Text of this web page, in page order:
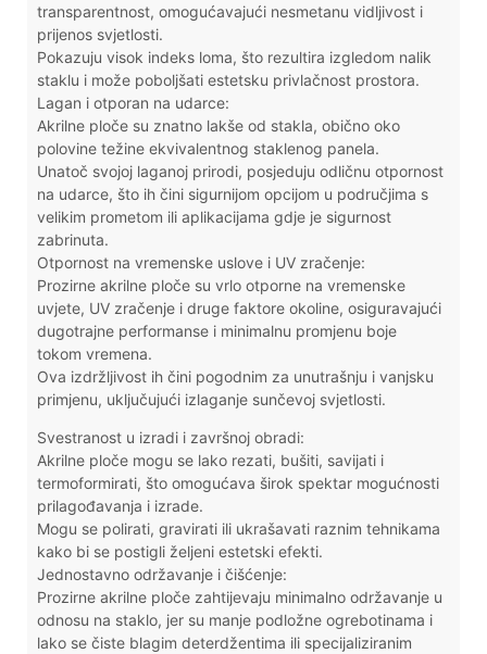
transparentnost, omogućavajući nesmetanu vidljivost i
prijenos svjetlosti.
Pokazuju visok indeks loma, što rezultira izgledom nalik
staklu i može poboljšati estetsku privlačnost prostora.
Lagan i otporan na udarce:
Akrilne ploče su znatno lakše od stakla, obično oko
polovine težine ekvivalentnog staklenog panela.
Unatoč svojoj laganoj prirodi, posjeduju odličnu otpornost
na udarce, što ih čini sigurnijom opcijom u područjima s
velikim prometom ili aplikacijama gdje je sigurnost
zabrinuta.
Otpornost na vremenske uslove i UV zračenje:
Prozirne akrilne ploče su vrlo otporne na vremenske
uvjete, UV zračenje i druge faktore okoline, osiguravajući
dugotrajne performanse i minimalnu promjenu boje
tokom vremena.
Ova izdržljivost ih čini pogodnim za unutrašnju i vanjsku
primjenu, uključujući izlaganje sunčevoj svjetlosti.
Svestranost u izradi i završnoj obradi:
Akrilne ploče mogu se lako rezati, bušiti, savijati i
termoformirati, što omogućava širok spektar mogućnosti
prilagođavanja i izrade.
Mogu se polirati, gravirati ili ukrašavati raznim tehnikama
kako bi se postigli željeni estetski efekti.
Jednostavno održavanje i čišćenje:
Prozirne akrilne ploče zahtijevaju minimalno održavanje u
odnosu na staklo, jer su manje podložne ogrebotinama i
lako se čiste blagim deterdžentima ili specijaliziranim